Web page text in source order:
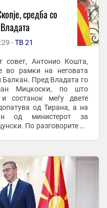
средба со
-ТВ 21
совет, Антонио Кошта,
во рамки на неговата
Балкан. Пред Владата го
Мицкоски, по што
и состанок меѓу двете
од Тирана, а на
од министерот за
По разговорите во